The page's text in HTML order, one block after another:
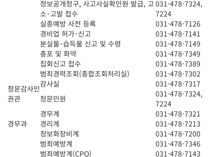
정보공개청구, 사고사실확인원 발급, 고
소･고발 접수
031-478-7324,
7224
실종예방 사전 등록
031-478-7126
경비업 허가･신고
031-478-7141
분실물･습득물 신고 및 수령
031-478-7149
총포 및 화약
031-478-7349
집회신고 접수
031-478-7389
범죄경력조회(종합조회처리실)
031-478-7302
청문감사인
권관
감사실
031-478-7317
청문민원
031-478-7324,
7224
경무과
경무계
031-478-7321
경리계
031-478-7213
정보화장비계
031-478-7200
범죄예방계
031-478-7346
범죄예방계(CPO)
031-478-7143